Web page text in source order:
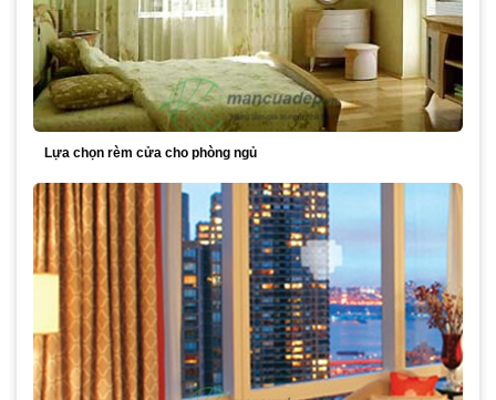
Lựa chọn rèm cửa cho phòng ngủ